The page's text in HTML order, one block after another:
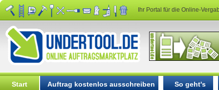
Ihr Portal für die Online-
Start Auftrag kostenlos ausschreiben So geht's